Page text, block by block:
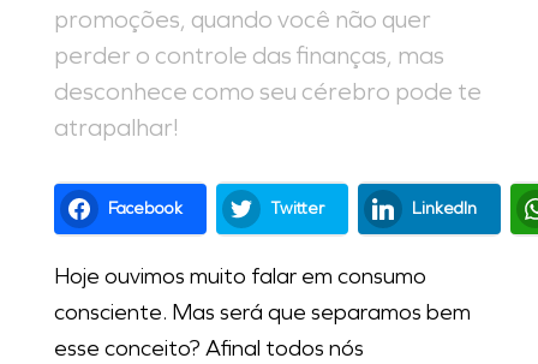
promoções, quando você não quer
perder o controle das finanças, mas
desconhece como seu cérebro pode te
atrapalhar!
Facebook Twitter LinkedIn
Hoje ouvimos muito falar em consumo
consciente. Mas será que separamos bem
esse conceito? Afinal todos nós